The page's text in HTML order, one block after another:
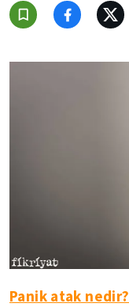
Panik atak nedir?